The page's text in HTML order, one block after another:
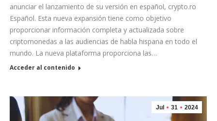
anunciar el lanzamiento de su versión en español, crypto.ro
Español. Esta nueva expansión tiene como objetivo
proporcionar información completa y actualizada sobre
criptomonedas a las audiencias de habla hispana en todo el
mundo. La nueva plataforma proporciona las…
Acceder al contenido
Jul 31 2024